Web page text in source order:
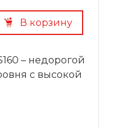
В корзину
– недорогой
с высокой